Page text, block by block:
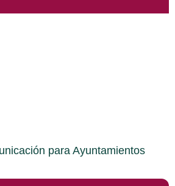
para Ayuntamientos